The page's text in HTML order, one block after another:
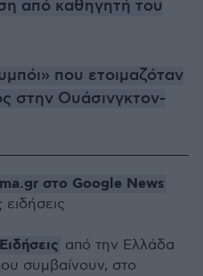
από καθηγητή του
που ετοιμαζόταν
στην Ουάσινγκτον-
στο Google News
Ειδήσεις από την Ελλάδα
συμβαίνουν, στο